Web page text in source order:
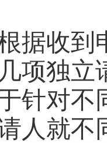
据收到
项独立
针对不
人就不